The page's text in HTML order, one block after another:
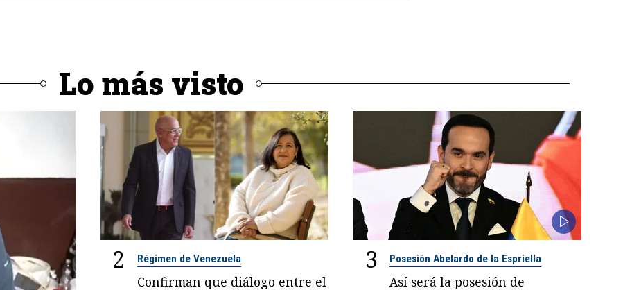
Lo más visto
2 Régimen de Venezuela
Confirman que diálogo entre el
3 Posesión Abelardo de la Espriella
Así será la posesión de